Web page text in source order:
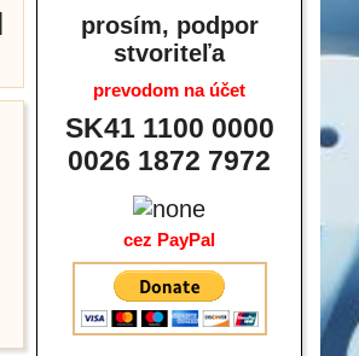
prosím, podpor
stvoriteľa
prevodom na účet
SK41 1100 0000
0026 1872 7972
cez PayPal